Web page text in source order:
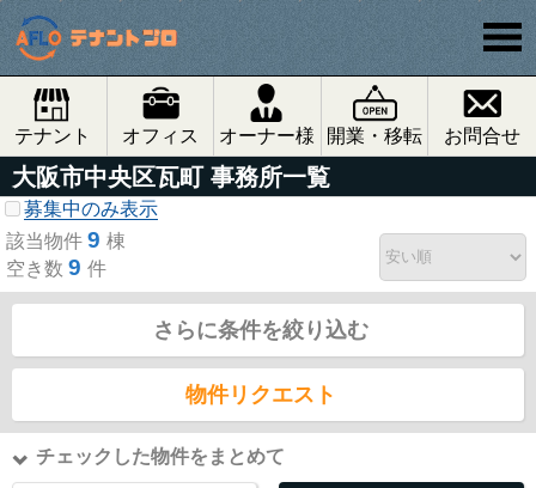
テナント オフィス オーナー様 開業・移転 お問合せ
大阪市中央区瓦町 事務所一覧
募集中のみ表示
該当物件 9 棟
空き数 9 件
さらに条件を絞り込む
物件リクエスト
チェックした物件をまとめて